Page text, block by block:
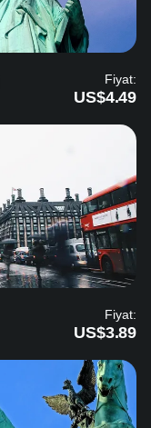
Fiyat:
US$4.49
Fiyat:
US$3.89